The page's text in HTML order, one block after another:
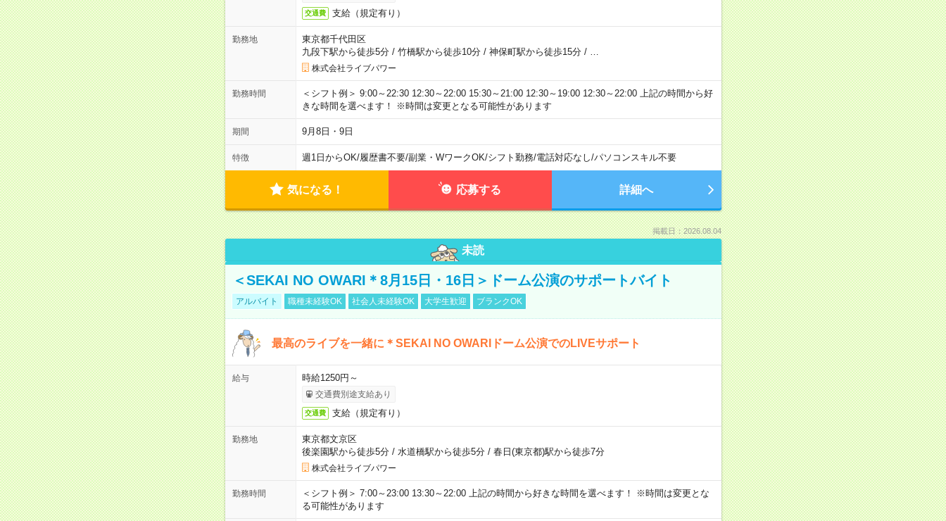
交通費 支給（規定有り）
勤務地
東京都千代田区
九段下駅から徒歩5分/ 竹橋駅から徒歩10分/ 神保町駅から徒歩15分/
株式会社ライブパワー
勤務時間
＜シフト例＞ 9:00～22:30 12:30～22:00 15:30～21:00 12:30～19:00 12:30～22:00 上記の時間から好
きな時間を選べます！ ※時間は変更となる可能性があります
期間 9月8日・9日
特徴 週1日からOK/履歴書不要/副業・WワークOK/シフト勤務/電話対応なし/パソコンスキル不要
気になる！ 応募する 詳細へ
掲載日：2026.08.04
未読
＜SEKAI NO OWARI＊8月15日・16日＞ドーム公演のサポートバイト
アルバイト 職種未経験OK 社会人未経験OK 大学生歓迎 ブランクOK
最高のライブを一緒に＊SEKAI NO OWARIドーム公演でのLIVEサポート
給与 時給1250円～
交通費別途支給あり
交通費 支給（規定有り）
勤務地
東京都文京区
後楽園駅から徒歩5分/ 水道橋駅から徒歩5分/ 春日(東京都)駅から徒歩7分
株式会社ライブパワー
勤務時間
＜シフト例＞ 7:00～23:00 13:30～22:00 上記の時間から好きな時間を選べます！ ※時間は変更とな
る可能性があります